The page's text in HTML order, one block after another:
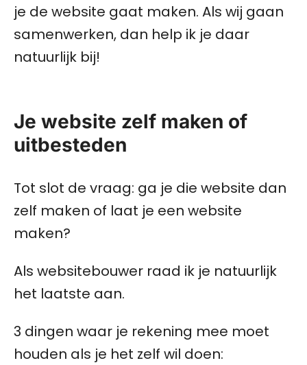
je de website gaat maken. Als wij gaan
samenwerken, dan help ik je daar
natuurlijk bij!
Je website zelf maken of
uitbesteden
Tot slot de vraag: ga je die website dan
zelf maken of laat je een website
maken?
Als websitebouwer raad ik je natuurlijk
het laatste aan.
3 dingen waar je rekening mee moet
houden als je het zelf wil doen: